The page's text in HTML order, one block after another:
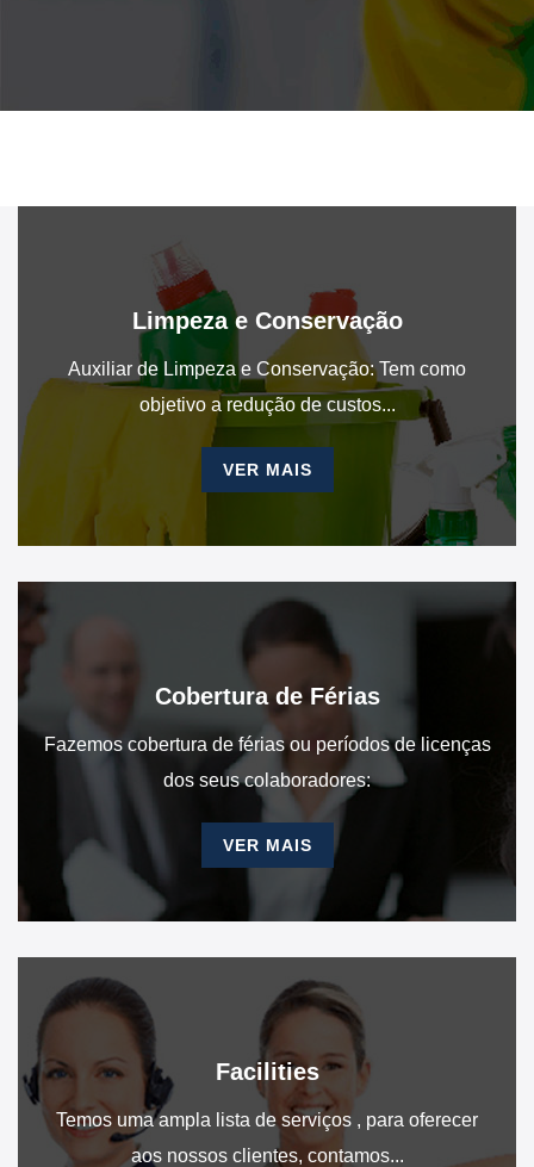
Limpeza e Conservação
Auxiliar de Limpeza e Conservação: Tem como
objetivo a redução de custos...
VER MAIS
Cobertura de Férias
Fazemos cobertura de férias ou períodos de licenças
dos seus colaboradores:
VER MAIS
Facilities
Temos uma ampla lista de serviços , para oferecer
aos nossos clientes, contamos...